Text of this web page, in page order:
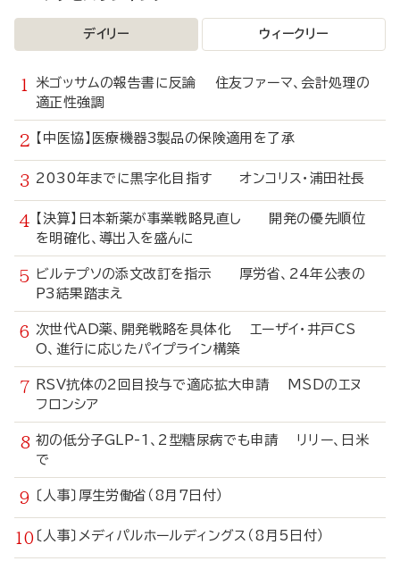
デイリー ウィークリー
米ゴッサムの報告書に反論 住友ファーマ、会計処理の
適正性強調
【中医協】医療機器3製品の保険適用を了承
2030年までに黒字化目指す オンコリス・浦田社長
【決算】日本新薬が事業戦略見直し 開発の優先順位
を明確化、導出入を盛んに
ビルテプソの添文改訂を指示 厚労省、24年公表の
P3結果踏まえ
次世代AD薬、開発戦略を具体化 エーザイ・井戸CS
O、進行に応じたパイプライン構築
RSV抗体の2回目投与で適応拡大申請 MSDのエヌ
フロンシア
初の低分子GLP-1、2型糖尿病でも申請 リリー、日米
で
〔人事〕厚生労働省（8月7日付）
〔人事〕メディパルホールディングス（8月5日付）